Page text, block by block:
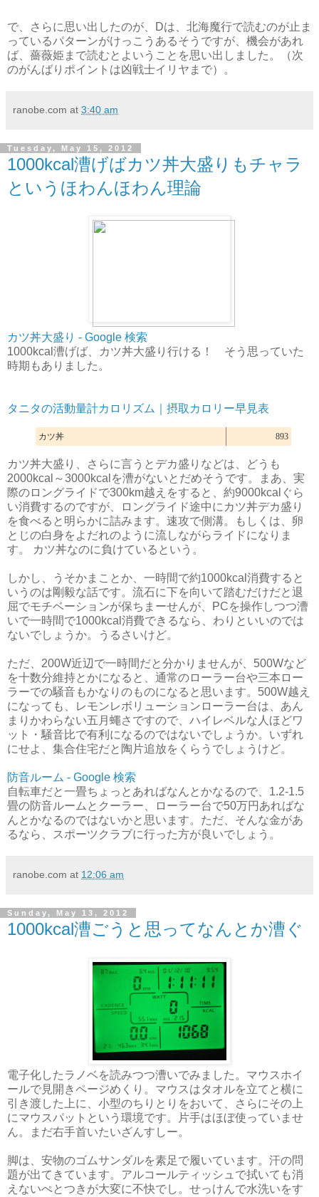
で、さらに思い出したのが、Dは、北海魔行で読むのが止ま
っているパターンがけっこうあるそうですが、機会があれ
ば、薔薇姫まで読むとよいうことを思い出しました。（次
のがんばりポイントは凶戦士イリヤまで）。
ranobe.com at 3:40 am
Tuesday, May 15, 2012
1000kcal漕げばカツ丼大盛りもチャラ
というほわんほわん理論
カツ丼大盛り - Google 検索
1000kcal漕げば、カツ丼大盛り行ける！ そう思っていた
時期もありました。
タニタの活動量計カロリズム｜摂取カロリー早見表
カツ丼 893
カツ丼大盛り、さらに言うとデカ盛りなどは、どうも
2000kcal～3000kcalを漕がないとだめそうです。まあ、実
際のロングライドで300km越えをすると、約9000kcalぐら
い消費するのですが、ロングライド途中にカツ丼デカ盛り
を食べると明らかに詰みます。速攻で側溝。もしくは、卵
とじの白身をよだれのように流しながらライドになりま
す。 カツ丼なのに負けているという。
しかし、うそかまことか、一時間で約1000kcal消費すると
いうのは剛毅な話です。流石に下を向いて踏むだけだと退
屈でモチベーションが保ちまーせんが、PCを操作しつつ漕
いで一時間で1000kcal消費できるなら、わりといいのでは
ないでしょうか。うるさいけど。
ただ、200W近辺で一時間だと分かりませんが、500Wなど
を十数分維持とかになると、通常のローラー台や三本ロー
ラーでの騒音もかなりのものになると思います。500W越え
になっても、レモンレボリューションローラー台は、あん
まりかわらない五月蠅さですので、ハイレベルな人ほどワ
ット・騒音比で有利になるのではないでしょうか。いずれ
にせよ、集合住宅だと陶片追放をくらうでしょうけど。
防音ルーム - Google 検索
自転車だと一畳ちょっとあればなんとかなるので、1.2-1.5
畳の防音ルームとクーラー、ローラー台で50万円あればな
んとかなるのではないかと思います。ただ、そんな金があ
るなら、スポーツクラブに行った方が良いでしょう。
ranobe.com at 12:06 am
Sunday, May 13, 2012
1000kcal漕ごうと思ってなんとか漕ぐ
電子化したラノベを読みつつ漕いでみました。マウスホイ
ールで見開きページめくり。マウスはタオルを立てと横に
引き渡した上に、小型のちりとりをおいて、さらにその上
にマウスパットという環境です。片手はほぼ使っていませ
ん。まだ右手首いたいざんすしー。
脚は、安物のゴムサンダルを素足で履いています。汗の問
題が出てきています。アルコールティッシュで拭いても消
えないぺとつきが大変に不快でし。せっけんで水洗いをす